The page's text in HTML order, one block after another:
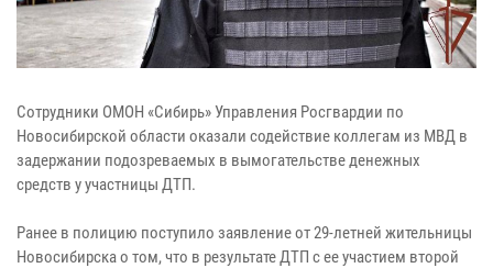
Сотрудники ОМОН «Сибирь» Управления Росгвардии по
Новосибирской области оказали содействие коллегам из МВД в
задержании подозреваемых в вымогательстве денежных
средств у участницы ДТП.
Ранее в полицию поступило заявление от 29-летней жительницы
Новосибирска о том, что в результате ДТП с ее участием второй